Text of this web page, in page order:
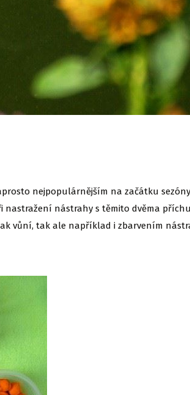
nejpopulárnějším na začátku
nástrahy s těmito dvěma
vůní, tak ale například i zbarvením